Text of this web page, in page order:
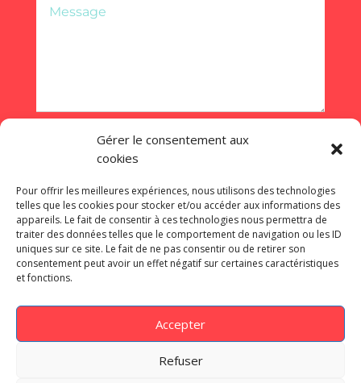
Gérer le consentement aux
cookies
Pour offrir les meilleures expériences, nous utilisons des technologies
telles que les cookies pour stocker et/ou accéder aux informations des
appareils. Le fait de consentir à ces technologies nous permettra de
traiter des données telles que le comportement de navigation ou les ID
uniques sur ce site. Le fait de ne pas consentir ou de retirer son
consentement peut avoir un effet négatif sur certaines caractéristiques
et fonctions.
Accepter
Refuser
©onception de site internet à Dijon –
Légales|Politique de confidentialité
Nos dernières réalisations :Babette
Essentiel’Hop–